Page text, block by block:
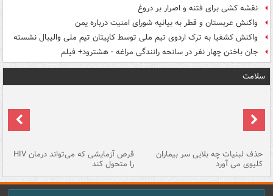
نقشه کشی برای فتنه و اصرار بر دروغ
واکنش عربستان و قطر به بیانیه شورای امنیت درباره یمن
واکنش کشفیا به ترک اردوی تیم ملی توسط کاپیتان تیم ملی والیبال نشسته
جان باختن چهار نفر در سانحه رانندگی مراغه - هشترود+ فیلم
سلامت
حذف لبنیات چه بلایی سر بیماران
کلیوی می آورد
قرص آزمایشی که می‌تواند درمان HIV
را متحول کند